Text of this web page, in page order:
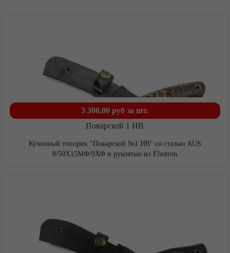
Доставка
3 300,00 руб за шт.
Поварской 1 НВ
Кухонный топорик "Поварской №1 НВ" со сталью AUS
8/50Х15МФ/9ХФ и рукоятью из Elastron